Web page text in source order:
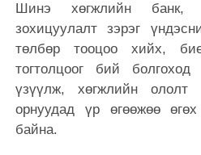
Шинэ хөгжлийн банк,
зохицуулалт зэрэг
төлбөр тооцоо хийх,
тогтолцоог бий
үзүүлж, хөгжлийн
орнуудад үр өгөөжөө
байна.